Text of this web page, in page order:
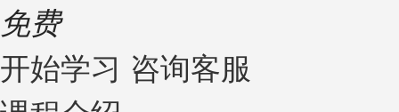
免费
开始学习 咨询客服